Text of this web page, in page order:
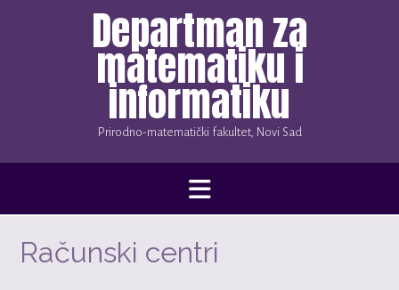
Departman za
matematiku i
informatiku
Prirodno-matematički fakultet, Novi Sad
Računski centri